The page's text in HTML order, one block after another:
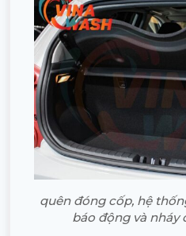
quên đóng cốp, hệ
báo động và nháy